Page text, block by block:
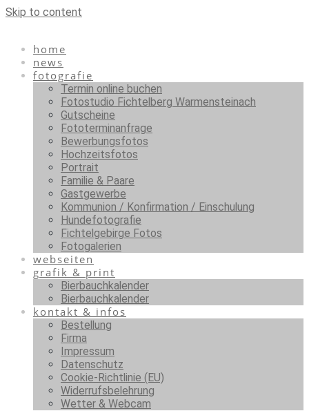
Skip to content
home
news
fotografie
Termin online buchen
Fotostudio Fichtelberg Warmensteinach
Gutscheine
Fototerminanfrage
Bewerbungsfotos
Hochzeitsfotos
Portrait
Familie & Paare
Gastgewerbe
Kommunion / Konfirmation / Einschulung
Hundefotografie
Fichtelgebirge Fotos
Fotogalerien
webseiten
grafik & print
Bierbauchkalender
Bierbauchkalender
kontakt & infos
Bestellung
Firma
Impressum
Datenschutz
Cookie-Richtlinie (EU)
Widerrufsbelehrung
Wetter & Webcam